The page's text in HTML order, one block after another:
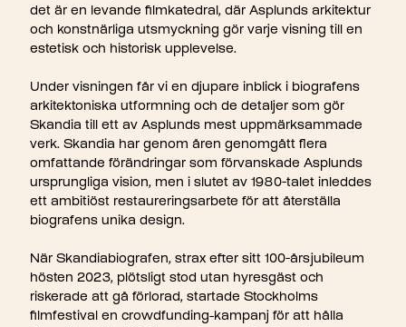
det är en levande filmkatedral, där Asplunds arkitektur
och konstnärliga utsmyckning gör varje visning till en
estetisk och historisk upplevelse.
Under visningen får vi en djupare inblick i biografens
arkitektoniska utformning och de detaljer som gör
Skandia till ett av Asplunds mest uppmärksammade
verk. Skandia har genom åren genomgått flera
omfattande förändringar som förvanskade Asplunds
ursprungliga vision, men i slutet av 1980-talet inleddes
ett ambitiöst restaureringsarbete för att återställa
biografens unika design.
När Skandiabiografen, strax efter sitt 100-årsjubileum
hösten 2023, plötsligt stod utan hyresgäst och
riskerade att gå förlorad, startade Stockholms
filmfestival en crowdfunding-kampanj för att hålla